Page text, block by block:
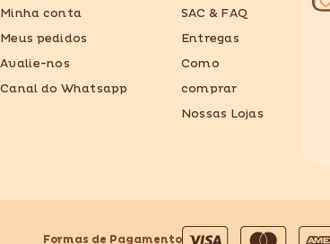
Minha conta
Meus pedidos
Avalie-nos
Canal do Whatsapp
SAC & FAQ
Entregas
Como
comprar
Nossas Lojas
Formas de Pagamento